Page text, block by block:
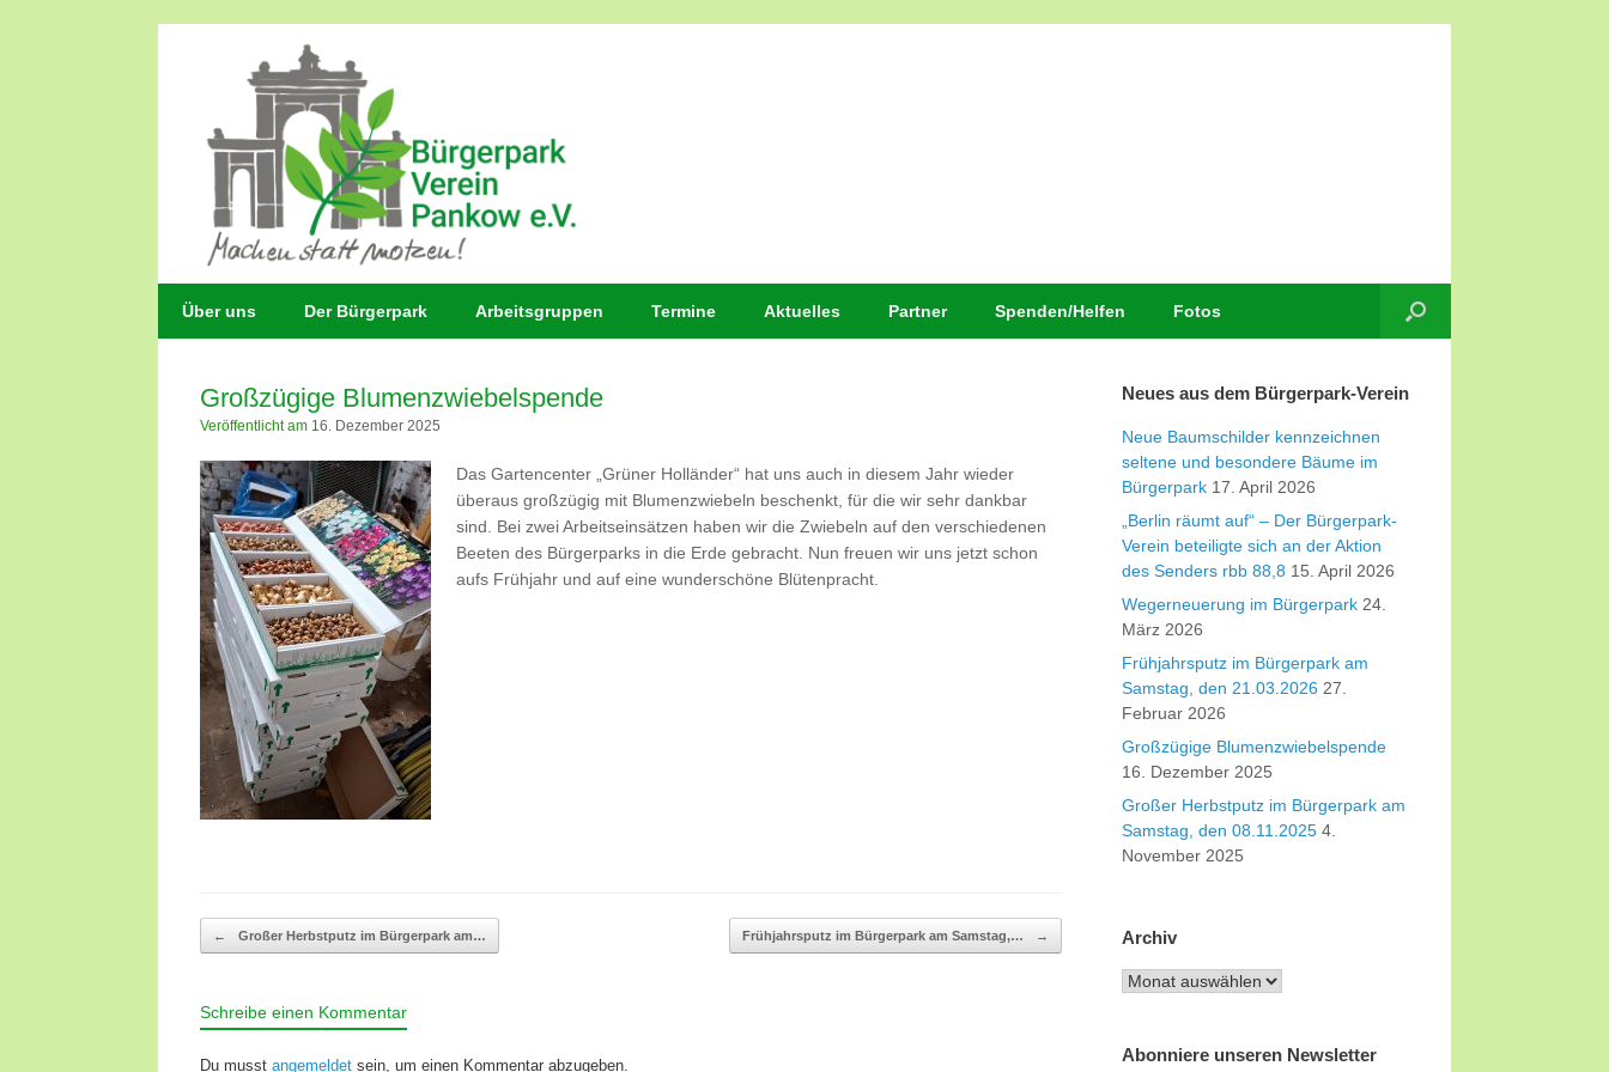
Über uns Der Bürgerpark Arbeitsgruppen Termine Aktuelles Partner Spenden/Helfen Fotos
Großzügige Blumenzwiebelspende
Veröffentlicht am 16. Dezember 2025
Das Gartencenter „Grüner Holländer“ hat uns auch in diesem Jahr wieder
überaus großzügig mit Blumenzwiebeln beschenkt, für die wir sehr dankbar
sind. Bei zwei Arbeitseinsätzen haben wir die Zwiebeln auf den verschiedenen
Beeten des Bürgerparks in die Erde gebracht. Nun freuen wir uns jetzt schon
aufs Frühjahr und auf eine wunderschöne Blütenpracht.
Beitragsnavigation
← Großer Herbstputz im Bürgerpark am… Frühjahrsputz im Bürgerpark am Samstag,… →
Schreibe einen Kommentar
Du musst angemeldet sein, um einen Kommentar abzugeben.
Neues aus dem Bürgerpark-Verein
Neue Baumschilder kennzeichnen
seltene und besondere Bäume im
Bürgerpark 17. April 2026
„Berlin räumt auf“ – Der Bürgerpark-
Verein beteiligte sich an der Aktion
des Senders rbb 88,8 15. April 2026
Wegerneuerung im Bürgerpark 24.
März 2026
Frühjahrsputz im Bürgerpark am
Samstag, den 21.03.2026 27.
Februar 2026
Großzügige Blumenzwiebelspende
16. Dezember 2025
Großer Herbstputz im Bürgerpark am
Samstag, den 08.11.2025 4.
November 2025
Archiv
Archiv
Abonniere unseren Newsletter